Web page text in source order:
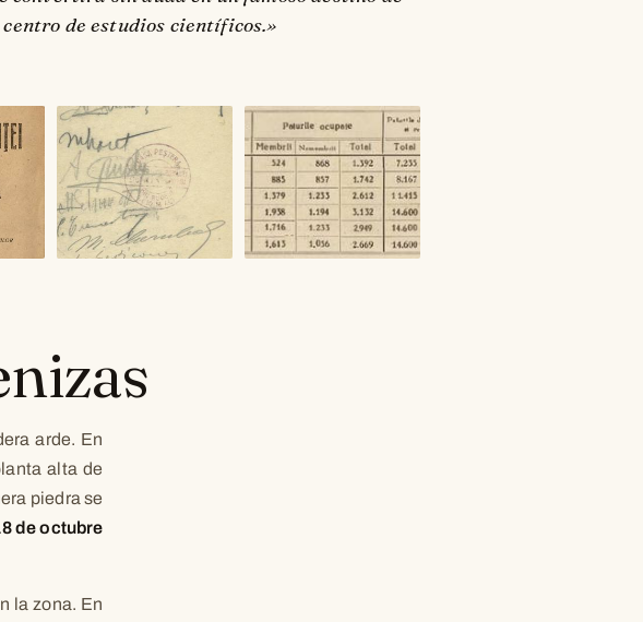
de estudios científicos.»
arde. En
alta de
piedra se
de octubre
la zona. En